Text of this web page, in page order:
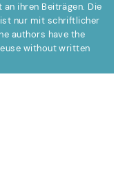
ihren Beiträgen. Die
nur mit schriftlicher
authors have the
without written